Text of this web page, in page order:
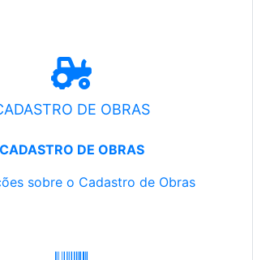
DE OBRAS
CADASTRO DE OBRAS
sobre o Cadastro de Obras